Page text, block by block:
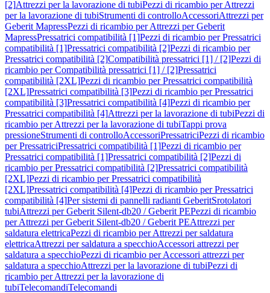
[2]Attrezzi per la lavorazione di tubiPezzi di ricambio per Attrezzi
per la lavorazione di tubiStrumenti di controlloAccessoriAttrezzi per
Geberit MapressPezzi di ricambio per Attrezzi per Geberit
MapressPressatrici compatibilità [1]Pezzi di ricambio per Pressatrici
compatibilità [1]Pressatrici compatibilità [2]Pezzi di ricambio per
Pressatrici compatibilità [2]Compatibilità pressatrici [1] / [2]Pezzi di
ricambio per Compatibilità pressatrici [1] / [2]Pressatrici
compatibilità [2XL]Pezzi di ricambio per Pressatrici compatibilità
[2XL]Pressatrici compatibilità [3]Pezzi di ricambio per Pressatrici
compatibilità [3]Pressatrici compatibilità [4]Pezzi di ricambio per
Pressatrici compatibilità [4]Attrezzi per la lavorazione di tubiPezzi di
ricambio per Attrezzi per la lavorazione di tubiTappi prova
pressioneStrumenti di controlloAccessoriPressatriciPezzi di ricambio
per PressatriciPressatrici compatibilità [1]Pezzi di ricambio per
Pressatrici compatibilità [1]Pressatrici compatibilità [2]Pezzi di
ricambio per Pressatrici compatibilità [2]Pressatrici compatibilità
[2XL]Pezzi di ricambio per Pressatrici compatibilità
[2XL]Pressatrici compatibilità [4]Pezzi di ricambio per Pressatrici
compatibilità [4]Per sistemi di pannelli radianti GeberitSrotolatori
tubiAttrezzi per Geberit Silent-db20 / Geberit PEPezzi di ricambio
per Attrezzi per Geberit Silent-db20 / Geberit PEAttrezzi per
saldatura elettricaPezzi di ricambio per Attrezzi per saldatura
elettricaAttrezzi per saldatura a specchioAccessori attrezzi per
saldatura a specchioPezzi di ricambio per Accessori attrezzi per
saldatura a specchioAttrezzi per la lavorazione di tubiPezzi di
ricambio per Attrezzi per la lavorazione di
tubiTelecomandiTelecomandi